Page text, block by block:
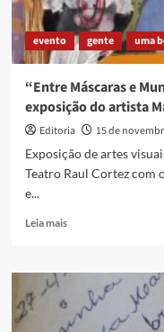
evento gente uma
“Entre Máscaras e
exposição do artista
Editoria 15 de
Exposição de artes
Teatro Raul Cortez com
e...
Leia maisRead
“Entre
Máscaras
e
Mundos”,